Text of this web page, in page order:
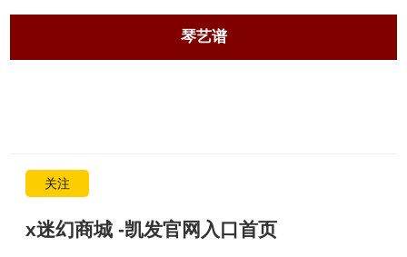
琴艺谱
关注
x迷幻商城 -凯发官网入口首页